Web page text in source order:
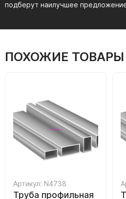
подберут наилучшее
ПОХОЖИЕ ТОВАРЫ
Артикул: N4738
Труба профильная